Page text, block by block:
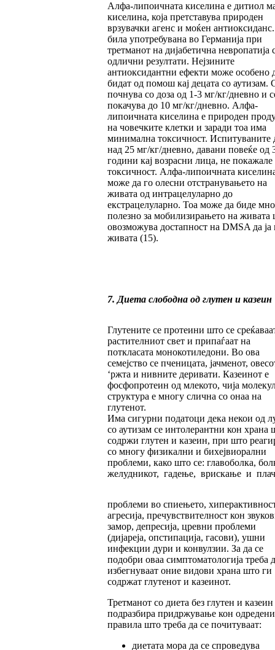
Алфа-липоичната киселина е дитиол
киселина, која претставува природен
врзувачки агенс и моќен
била употребувана во Германија при
третманот на дијабетична невропатија
одлични резултати. Нејзините
антиоксидантни ефекти може особено
бидат од помош кај децата со аутизам.
почнува со доза од 1-3 мг/кг/дневно и
покачува до 10 мг/кг/дневно. Алфа-
липоичната киселина е природен
на човечките клетки и заради тоа има
минимална токсичност. Испитуваните
над 25 мг/кг/дневно, давани повеќе од
години кај возрасни лица, не покажале
токсичност. Алфа-липоичната
може да го олесни отстранувањето на
живата од интрацелуларно до
екстрацелуларно. Тоа може да биде
полезно за мобилизирањето на живата
овозможува достапност на DMSA да ја
живата (15).
7. Диета слободна од глутен и казеин
Глутените се протеини што се
растителниот свет и припаѓаат на
поткласата монокотиледони. Во ова
семејство се пченицата, јачменот,
‘ржта и нивните деривати. Казеинот е
фосфопротеин од млекото, чија
структура е многу слична со онаа на
глутенот.
Има сигурни податоци дека некои од
со аутизам се интолерантни кон храна
содржи глутен и казеин, при што
со многу физикални и бихејвиорални
проблеми, како што се: главоболка,
желудникот, гадење, врискање и
проблеми во спиењето,
агресија, пречувствителност кон
замор, депресија, цревни проблеми
(дијареја, опстипација, гасови), ушни
инфекции дури и конвулзии. За да се
подобри оваа симптоматологија треба
избегнуваат оние видови храна што ги
содржат глутенот и казеинот.
Третманот со диета без глутен и казеин
подразбира придржување кон одредени
правила што треба да се почитуваат:
диетата мора да се спроведува